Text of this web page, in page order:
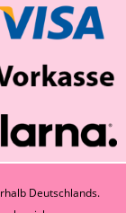
Deutschlands.